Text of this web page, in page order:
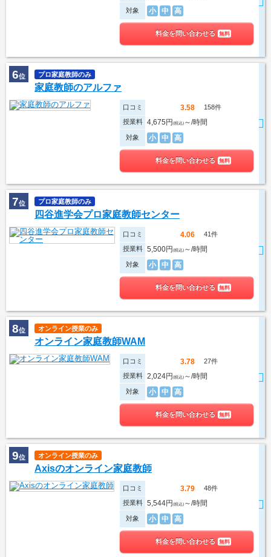
対象 小 中 高
料金を問い合わせる 無料
6位 プロ家庭教師のみ
家庭教師のアルファ
口コミ 3.58
158件
授業料
4,675円(税込) ～/時間
対象 小 中 高
料金を問い合わせる 無料
7位 プロ家庭教師のみ
四谷進学会プロ家庭教師センター
口コミ 4.06
41件
授業料
5,500円(税込) ～/時間
対象 小 中 高
料金を問い合わせる 無料
8位 オンライン授業のみ
オンライン家庭教師WAM
口コミ 3.78
27件
授業料
2,024円(税込) ～/時間
対象 小 中 高
料金を問い合わせる 無料
9位 オンライン授業のみ
Axisのオンライン家庭教師
口コミ 3.79
48件
授業料
5,544円(税込) ～/時間
対象 小 中 高
料金を問い合わせる 無料